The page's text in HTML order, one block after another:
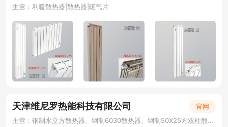
主营：利暖散热器|散热器|暖气片
天津维尼罗热能科技有限公司
官网
主营：钢制水立方散热器、钢制6030散热器、钢制50X25方双柱散热器 、钢三柱散热器